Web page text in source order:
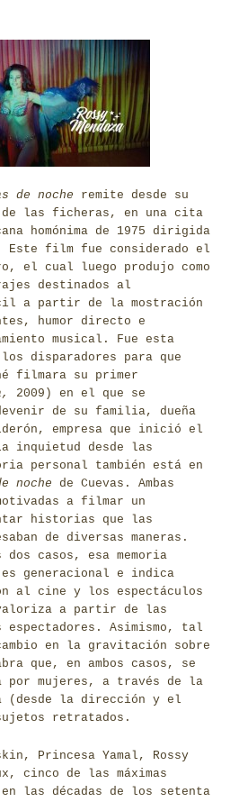
de noche remite desde su
las ficheras, en una cita
homónima de 1975 dirigida
Este film fue considerado el
el cual luego produjo como
destinados al
a partir de la mostración
humor directo e
musical. Fue esta
disparadores para que
filmara su primer
2009) en el que se
de su familia, dueña
empresa que inició el
inquietud desde las
personal también está en
noche de Cuevas. Ambas
a filmar un
historias que las
de diversas maneras.
dos casos, esa memoria
es generacional e indica
al cine y los espectáculos
a partir de las
espectadores. Asimismo, tal
en la gravitación sobre
que, en ambos casos, se
por mujeres, a través de la
(desde la dirección y el
retratados.
Princesa Yamal, Rossy
cinco de las máximas
en las décadas de los setenta